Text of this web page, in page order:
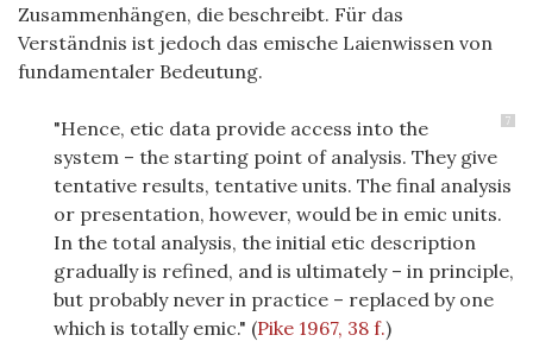
Zusammenhängen, die beschreibt. Für das
Verständnis ist jedoch das emische Laienwissen von
fundamentaler Bedeutung.
7
"Hence, etic data provide access into the
system – the starting point of analysis. They give
tentative results, tentative units. The final analysis
or presentation, however, would be in emic units.
In the total analysis, the initial etic description
gradually is refined, and is ultimately – in principle,
but probably never in practice – replaced by one
which is totally emic." (Pike 1967, 38 f.)